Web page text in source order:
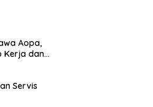
Aopa,
Kerja dan
Servis